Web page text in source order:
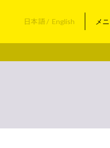
日本語 English メ